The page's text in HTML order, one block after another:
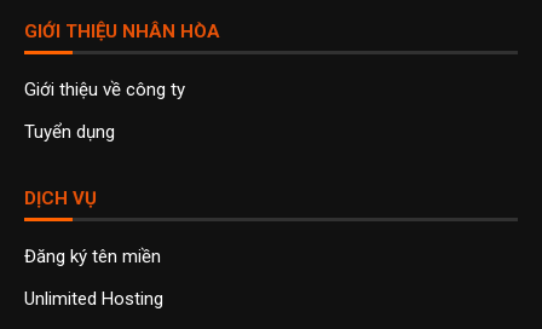
GIỚI THIỆU NHÂN HÒA
Giới thiệu về công ty
Tuyển dụng
DỊCH VỤ
Đăng ký tên miền
Unlimited Hosting